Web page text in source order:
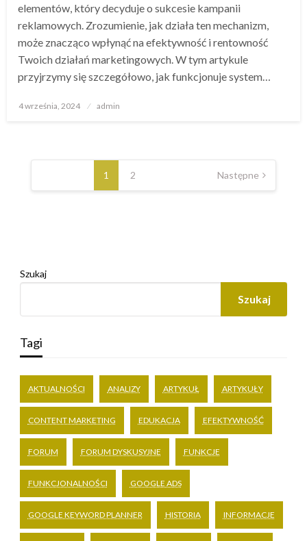
elementów, który decyduje o sukcesie kampanii
reklamowych. Zrozumienie, jak działa ten mechanizm,
może znacząco wpłynąć na efektywność i rentowność
Twoich działań marketingowych. W tym artykule
przyjrzymy się szczegółowo, jak funkcjonuje system…
Opublikowane
4 września, 2024 admin
Stronicowanie
1 2 Następne
Szukaj
Szukaj
Tagi
AKTUALNOŚCI ANALIZY ARTYKUŁ ARTYKUŁY
CONTENT MARKETING EDUKACJA EFEKTYWNOŚĆ
FORUM FORUM DYSKUSYJNE FUNKCJE
FUNKCJONALNOŚCI GOOGLE ADS
GOOGLE KEYWORD PLANNER HISTORIA INFORMACJE